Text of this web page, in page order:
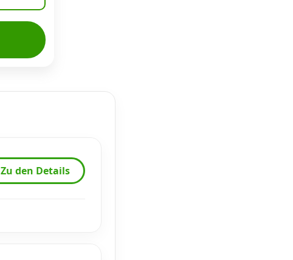
Zu den Details